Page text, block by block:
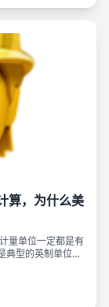
算，为什么美
量单位一定都是有
典型的英制单位。
能有多乱？ 我的